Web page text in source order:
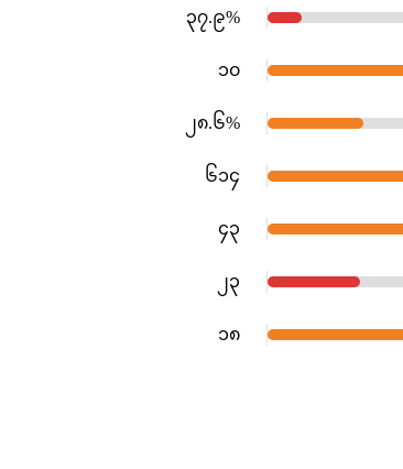
၃၇.၉%
၁၀
၂၈.၆%
၆၁၄
၄၃
၂၃
၁၈